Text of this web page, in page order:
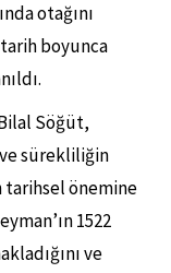
otağını
boyunca
Söğüt,
sürekliliğin
önemine
1522
ve